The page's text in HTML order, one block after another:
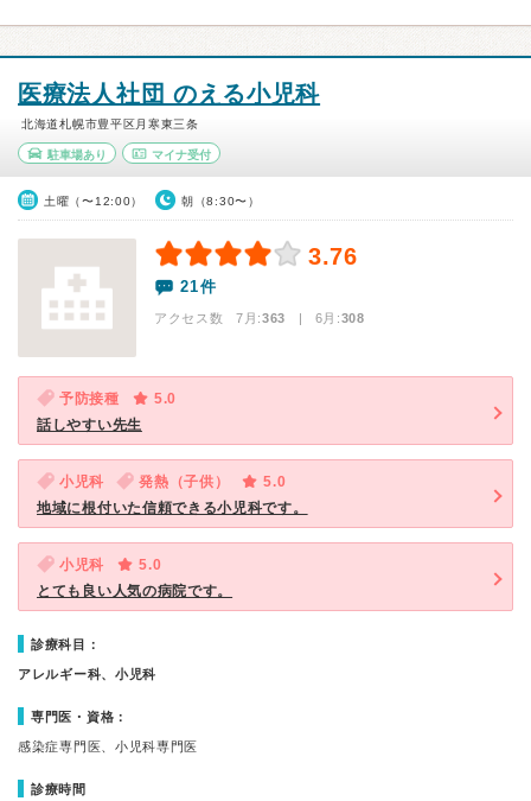
医療法人社団 のえる小児科
北海道札幌市豊平区月寒東三条
駐車場あり マイナ受付
土曜（〜12:00） 朝（8:30〜）
3.76
21件
アクセス数 7月:363 | 6月:308
予防接種
5.0
話しやすい先生
小児科 発熱（子供）
5.0
地域に根付いた信頼できる小児科です。
小児科
5.0
とても良い人気の病院です。
診療科目：
アレルギー科、小児科
専門医・資格：
感染症専門医、小児科専門医
診療時間